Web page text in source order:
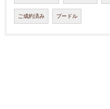
ご成約済み プードル